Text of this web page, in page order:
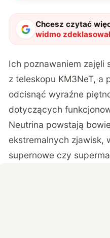
Chcesz czytać
widmo
Hadronów.
Ich poznawaniem zajęli
z teleskopu KM3NeT, a
odcisnąć wyraźne
dotyczących
Neutrina powstają
ekstremalnych zjawisk,
supernowe czy